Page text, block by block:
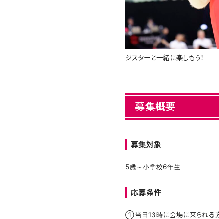
ジスターと一緒に楽しもう！
募集概要
募集対象
5歳～小学校6年生
応募条件
①当日13時に会場に来られる